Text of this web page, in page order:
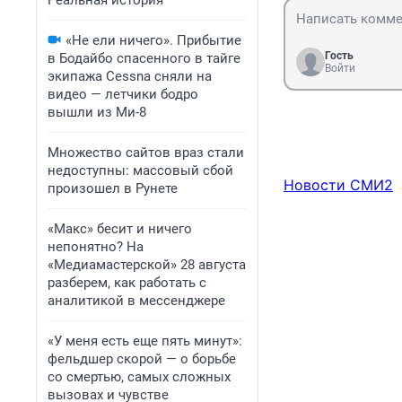
«Не ели ничего». Прибытие
в Бодайбо спасенного в тайге
экипажа Cessna сняли на
видео — летчики бодро
вышли из Ми-8
Множество сайтов враз стали
недоступны: массовый сбой
произошел в Рунете
«Макс» бесит и ничего
непонятно? На
«Медиамастерской» 28 августа
разберем, как работать с
аналитикой в мессенджере
«У меня есть еще пять минут»:
фельдшер скорой — о борьбе
со смертью, самых сложных
вызовах и чувстве
Гость
Войти
Новости СМИ2